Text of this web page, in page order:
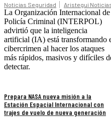
Noticias Seguridad Aristegui
La Organización Internacional de
Policía Criminal (INTERPOL)
advirtió que la inteligencia
artificial (IA) está transformando
cibercrimen al hacer los ataques
más rápidos, masivos y difíciles
detectar.
Prepara NASA nueva misión a la
Estación Espacial Internacional con
trajes de vuelo de nueva generación